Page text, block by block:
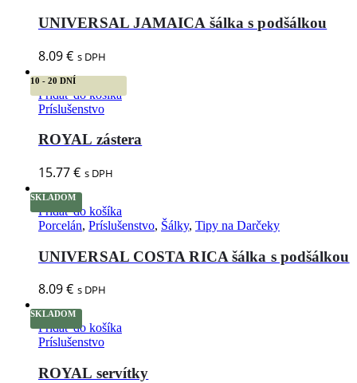
UNIVERSAL JAMAICA šálka s podšálkou
8.09€ s DPH
10 - 20 DNÍ
Pridať do košíka
Príslušenstvo
ROYAL zástera
15.77€ s DPH
SKLADOM
Pridať do košíka
Porcelán, Príslušenstvo, Šálky, Tipy na Darčeky
UNIVERSAL COSTA RICA šálka s podšálkou
8.09€ s DPH
SKLADOM
Pridať do košíka
Príslušenstvo
ROYAL servítky